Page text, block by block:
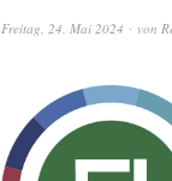
Freitag, 24. Mai 2024 von